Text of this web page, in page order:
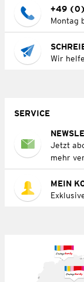
+49
Montag
Wir
SERVICE
Jetzt
mehr
MEIN